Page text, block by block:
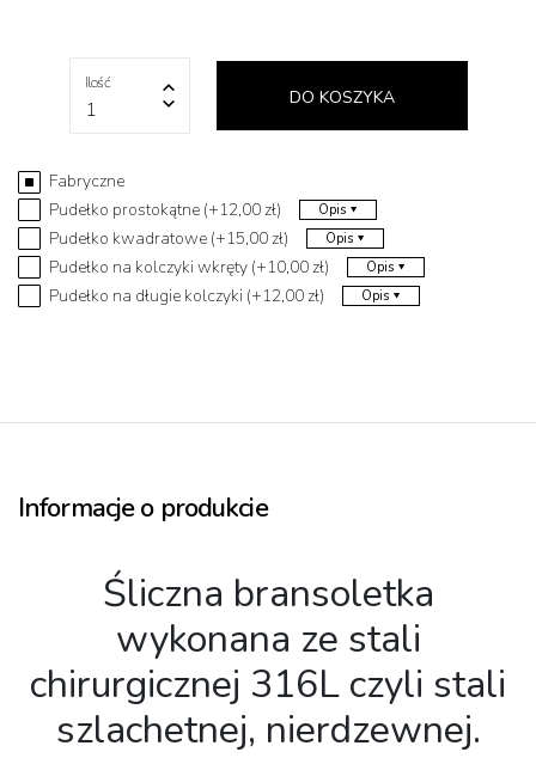
Ilość
1 DO KOSZYKA
Fabryczne
Pudełko prostokątne (+12,00 zł)
Opis
Pudełko kwadratowe (+15,00 zł) Opis
Pudełko na kolczyki wkręty (+10,00 zł) Opis
Pudełko na długie kolczyki (+12,00 zł) Opis
Informacje o produkcie
Śliczna bransoletka
wykonana ze stali
chirurgicznej 316L czyli stali
szlachetnej, nierdzewnej.